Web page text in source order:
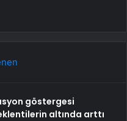
göstergesi
altında arttı